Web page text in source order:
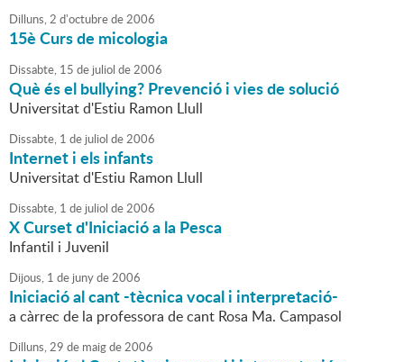
Dilluns,2 d'octubrede2006
15è Curs de micologia
Dissabte, 15 de juliol de2006
Què és el bullying? Prevenció i vies de solució
Universitat d'Estiu Ramon Llull
Dissabte, 1 de juliol de2006
Internet i els infants
Universitat d'Estiu Ramon Llull
Dissabte, 1 de juliol de2006
X Curset d'Iniciació a la Pesca
Infantil i Juvenil
Dijous, 1 de junyde2006
Iniciació al cant -tècnica vocal i interpretació-
a càrrec de la professora de cant Rosa Ma. Campasol
Dilluns,29 de maigde2006